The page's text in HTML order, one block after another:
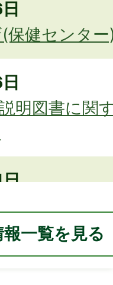
保健センタ
明図書に関
対策ガイド
告募集を行い
一覧を見る